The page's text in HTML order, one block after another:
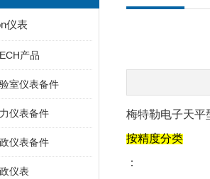
仪表
产品
室仪表备件
仪表备件
仪表备件
仪表
梅特勒电子天平
‌按精度分类‌
：